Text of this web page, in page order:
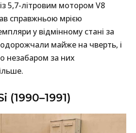
5,7-літровим мотором V8
справжньою мрією
у відмінному стані за
майже на чверть, і
незабаром за них
(1990–1991)